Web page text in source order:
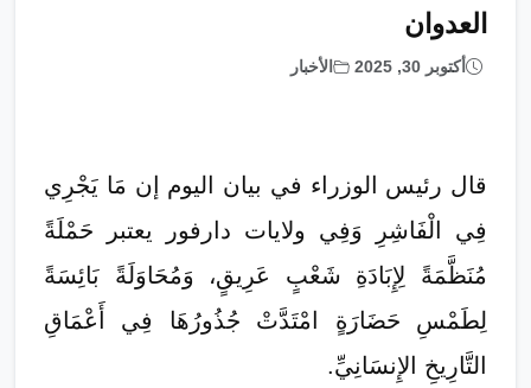
العدوان
أكتوبر 30, 2025 الأخبار
قال رئيس الوزراء في بيان اليوم إن مَا يَجْرِي
فِي الْفَاشِرِ وَفِي ولايات دارفور يعتبر حَمْلَةً
مُنَظَّمَةً لِإِبَادَةِ شَعْبٍ عَرِيقٍ، وَمُحَاوَلَةً بَائِسَةً
لِطَمْسِ حَضَارَةٍ امْتَدَّتْ جُذُورُهَا فِي أَعْمَاقِ
التَّارِيخِ الإِنسَانِيِّ.